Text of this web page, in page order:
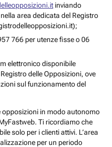
inviando
area dedicata del Registro
766 per utenze fisse o 06
elettronico disponibile
delle Opposizioni, ove
sul funzionamento del
opposizioni in modo autonomo
Ti ricordiamo che
solo per i clienti attivi. L’area
per un periodo